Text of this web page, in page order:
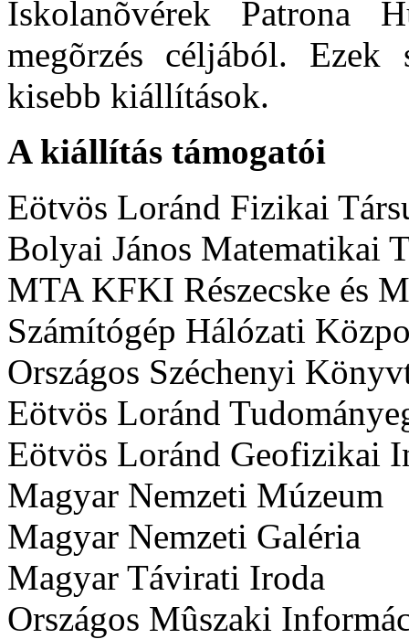
Iskolanõvérek Patrona
megõrzés céljából. Ezek
kisebb kiállítások.
A kiállítás támogatói
Eötvös Loránd Fizikai
Bolyai János Matematikai
MTA KFKI Részecske és
Számítógép Hálózati
Országos Széchenyi
Eötvös Loránd
Eötvös Loránd Geofizikai
Magyar Nemzeti Múzeum
Magyar Nemzeti Galéria
Magyar Távirati Iroda
Országos Mûszaki